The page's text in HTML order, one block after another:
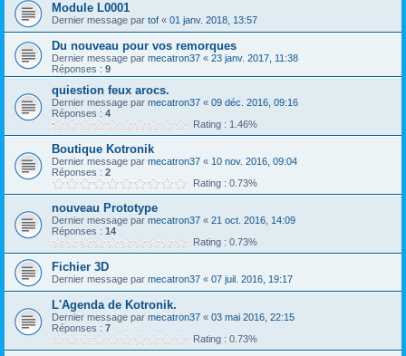
Module L0001
Dernier message par tof « 01 janv. 2018, 13:57
Du nouveau pour vos remorques
Dernier message par mecatron37 « 23 janv. 2017, 11:38
Réponses : 9
quiestion feux arocs.
Dernier message par mecatron37 « 09 déc. 2016, 09:16
Réponses : 4
Rating : 1.46%
Boutique Kotronik
Dernier message par mecatron37 « 10 nov. 2016, 09:04
Réponses : 2
Rating : 0.73%
nouveau Prototype
Dernier message par mecatron37 « 21 oct. 2016, 14:09
Réponses : 14
Rating : 0.73%
Fichier 3D
Dernier message par mecatron37 « 07 juil. 2016, 19:17
L'Agenda de Kotronik.
Dernier message par mecatron37 « 03 mai 2016, 22:15
Réponses : 7
Rating : 0.73%